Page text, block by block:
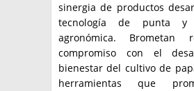
sinergia de productos
tecnología de punta y
agronómica. Brometan
compromiso con el
bienestar del cultivo de
herramientas que